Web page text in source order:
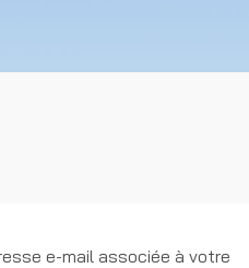
e-mail associée à votre